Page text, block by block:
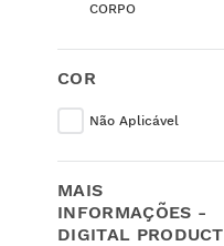
CORPO
COR
Não Aplicável
MAIS
INFORMAÇÕES -
DIGITAL PRODUCT